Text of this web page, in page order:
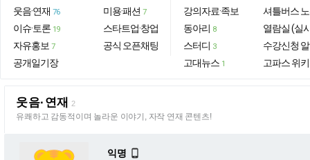
웃음·연재 76
이슈·토론 19
자유홍보 7
공개일기장
미용·패션 7
스타트업·창업
공식 오픈채팅
강의자료·족보
동아리 8
스터디 3
고대뉴스 1
셔틀버스
열람실 (실
수강신청
고파스 위키
웃음·연재 2
유쾌하고 감동적이며 놀라운 이야기, 자작 연재 콘텐츠!
익명 